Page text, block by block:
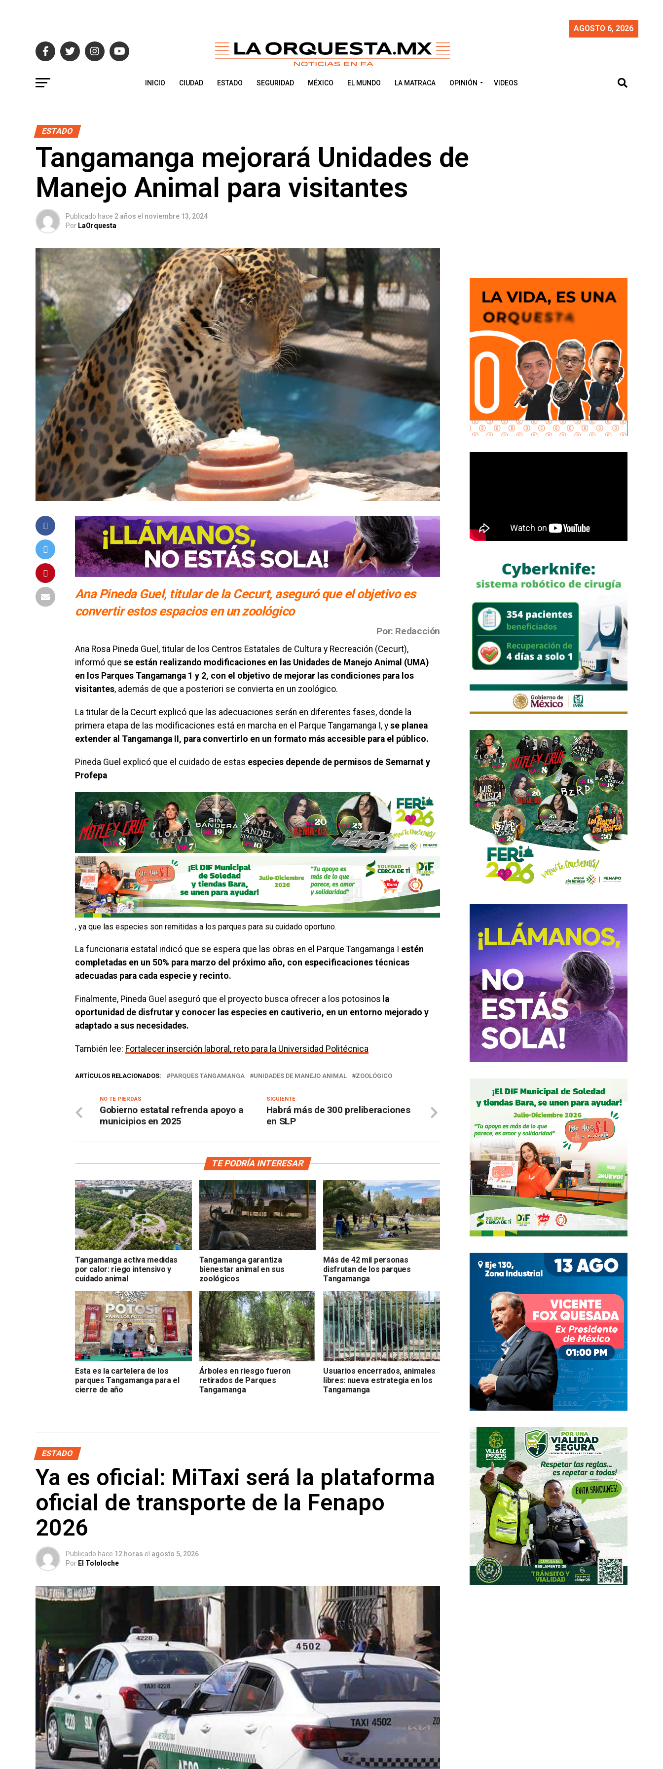
AGOSTO 6, 2026
INICIO CIUDAD ESTADO SEGURIDAD MÉXICO EL MUNDO LA MATRACA OPINIÓN VIDEOS
ESTADO
Tangamanga mejorará Unidades de
Manejo Animal para visitantes
Publicado hace 2 años el noviembre 13, 2024
Por LaOrquesta
Ana Pineda Guel, titular de la Cecurt, aseguró que el objetivo es
convertir estos espacios en un zoológico
Por: Redacción
Ana Rosa Pineda Guel, titular de los Centros Estatales de Cultura y Recreación (Cecurt),
informó que se están realizando modificaciones en las Unidades de Manejo Animal (UMA)
en los Parques Tangamanga 1 y 2, con el objetivo de mejorar las condiciones para los
visitantes, además de que a posteriori se convierta en un zoológico.
La titular de la Cecurt explicó que las adecuaciones serán en diferentes fases, donde la
primera etapa de las modificaciones está en marcha en el Parque Tangamanga I, y se planea
extender al Tangamanga II, para convertirlo en un formato más accesible para el público.
Pineda Guel explicó que el cuidado de estas especies depende de permisos de Semarnat y
Profepa
, ya que las especies son remitidas a los parques para su cuidado oportuno.
La funcionaria estatal indicó que se espera que las obras en el Parque Tangamanga I estén
completadas en un 50% para marzo del próximo año, con especificaciones técnicas
adecuadas para cada especie y recinto.
Finalmente, Pineda Guel aseguró que el proyecto busca ofrecer a los potosinos l a
oportunidad de disfrutar y conocer las especies en cautiverio, en un entorno mejorado y
adaptado a sus necesidades.
También lee: Fortalecer inserción laboral, reto para la Universidad Politécnica
ARTÍCULOS RELACIONADOS: PARQUES TANGAMANGA UNIDADES DE MANEJO ANIMAL ZOOLÓGICO
SIGUIENTE
Habrá más de 300 preliberaciones
en SLP
NO TE PIERDAS
Gobierno estatal refrenda apoyo a
municipios en 2025
TE PODRÍA INTERESAR
Tangamanga activa medidas
por calor: riego intensivo y
cuidado animal
Tangamanga garantiza
bienestar animal en sus
zoológicos
Más de 42 mil personas
disfrutan de los parques
Tangamanga
Esta es la cartelera de los
parques Tangamanga para el
cierre de año
Árboles en riesgo fueron
retirados de Parques
Tangamanga
Usuarios encerrados, animales
libres: nueva estrategia en los
Tangamanga
ESTADO
Ya es oficial: MiTaxi será la plataforma
oficial de transporte de la Fenapo
2026
Publicado hace 12 horas el agosto 5, 2026
Por El Tololoche